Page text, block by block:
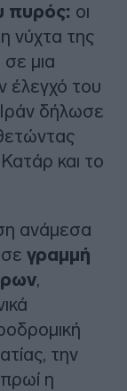
πυρός: οι
νύχτα της
μια
έλεγχό του
δήλωσε
και το
ανάμεσα
γραμμή
,
την
η